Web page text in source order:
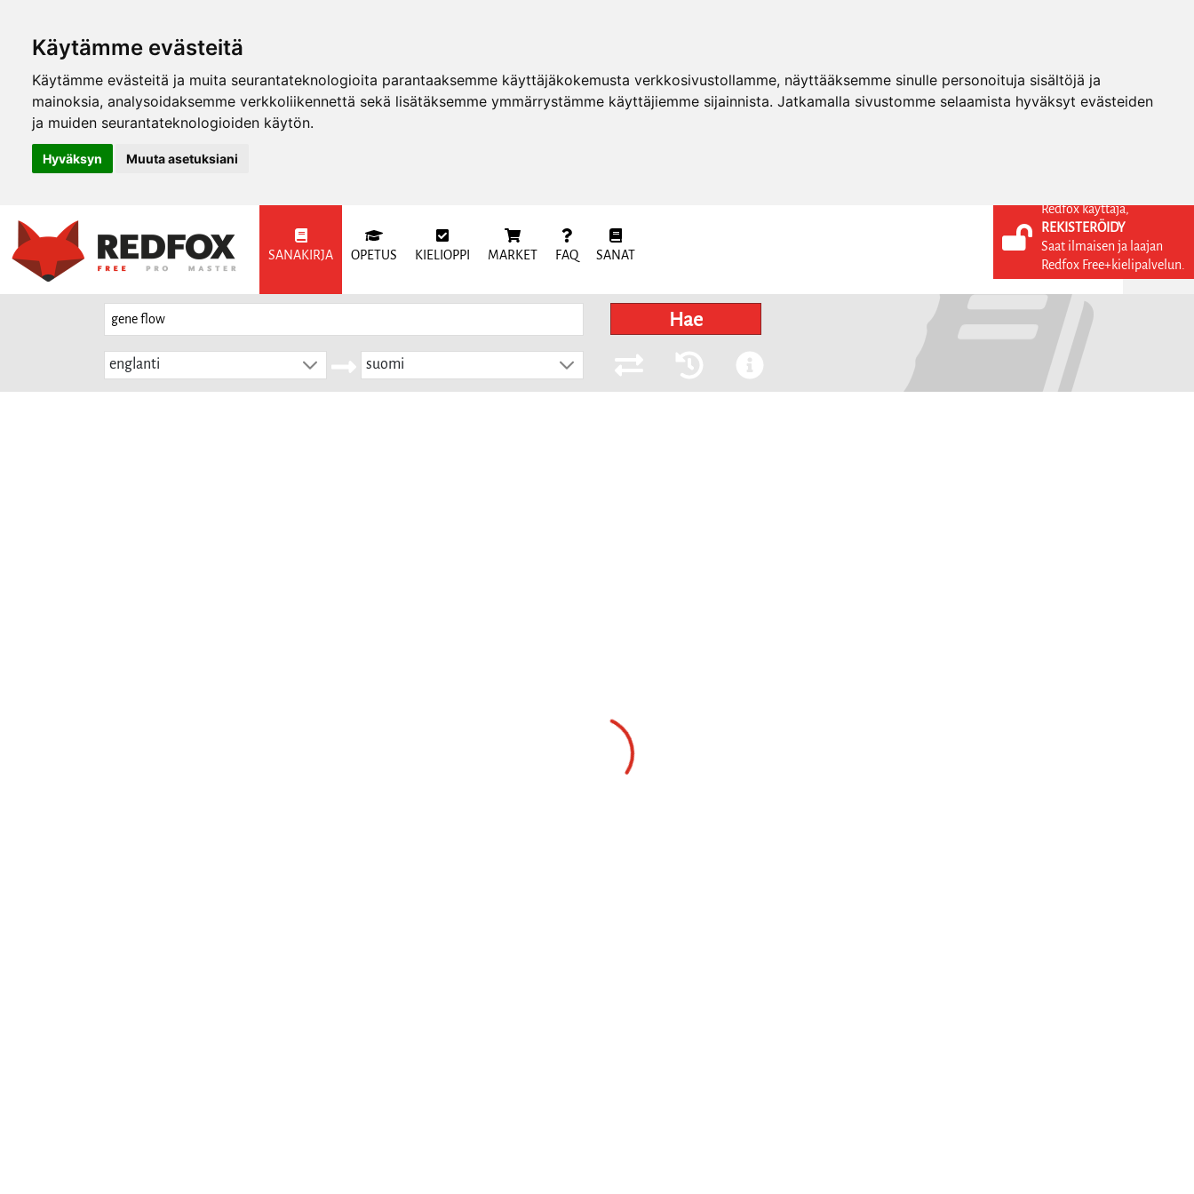
Käytämme evästeitä
Käytämme evästeitä ja muita seurantateknologioita parantaaksemme käyttäjäkokemusta verkkosivustollamme, näyttääksemme sinulle personoituja sisältöjä ja
mainoksia, analysoidaksemme verkkoliikennettä sekä lisätäksemme ymmärrystämme käyttäjiemme sijainnista. Jatkamalla sivustomme selaamista hyväksyt evästeiden
ja muiden seurantateknologioiden käytön.
Hyväksyn Muuta asetuksiani
SANAKIRJA OPETUS KIELIOPPI MARKET FAQ SANAT
KIRJAUDU SISÄÄN
REKISTERÖIDY
Hae
englanti suomi
Redfox käyttäjä,
REKISTERÖIDY
Saat ilmaisen ja laajan
Redfox Free+kielipalvelun.